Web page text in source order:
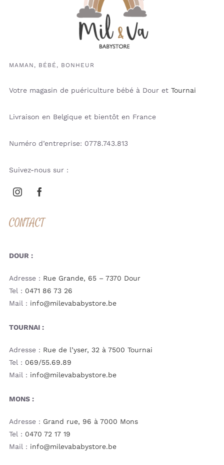
MAMAN, BÉBÉ, BONHEUR
Votre magasin de puériculture bébé à Dour et Tournai
Livraison en Belgique et bientôt en France
Numéro d’entreprise: 0778.743.813
Suivez-nous sur :
CONTACT
DOUR :
Adresse : Rue Grande, 65 – 7370 Dour
Tel : 0471 86 73 26
Mail : info@milevababystore.be
TOURNAI :
Adresse : Rue de l’yser, 32 à 7500 Tournai
Tel : 069/55.69.89
Mail : info@milevababystore.be
MONS :
Adresse : Grand rue, 96 à 7000 Mons
Tel : 0470 72 17 19
Mail : info@milevababystore.be